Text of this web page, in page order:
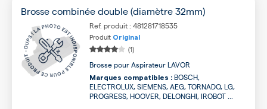
Brosse combinée double (diamètre 32mm)
Ref. produit : 481281718535
Produit Original
(1)
Brosse pour Aspirateur LAVOR
Marques compatibles : BOSCH,
ELECTROLUX, SIEMENS, AEG, TORNADO, LG,
PROGRESS, HOOVER, DELONGHI, IROBOT ...